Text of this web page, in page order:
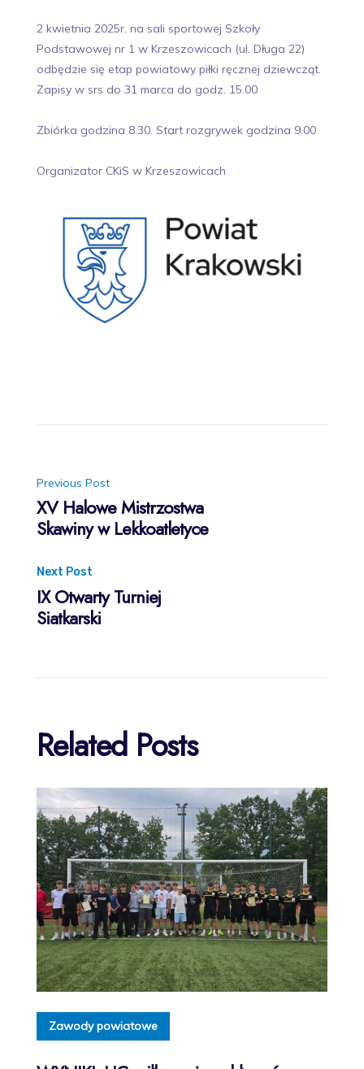
2 kwietnia 2025r. na sali sportowej Szkoły
Podstawowej nr 1 w Krzeszowicach (ul. Długa 22)
odbędzie się etap powiatowy piłki ręcznej dziewcząt.
Zapisy w srs do 31 marca do godz. 15.00
Zbiórka godzina 8.30. Start rozgrywek godzina 9.00
Organizator CKiS w Krzeszowicach
Post
navigation
Previous Post
XV Halowe Mistrzostwa
Skawiny w Lekkoatletyce
Next Post
IX Otwarty Turniej
Siatkarski
Related Posts
Zawody powiatowe